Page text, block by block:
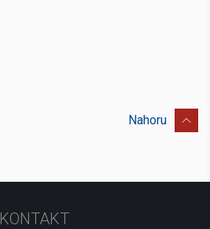
Nahoru
KONTAKT